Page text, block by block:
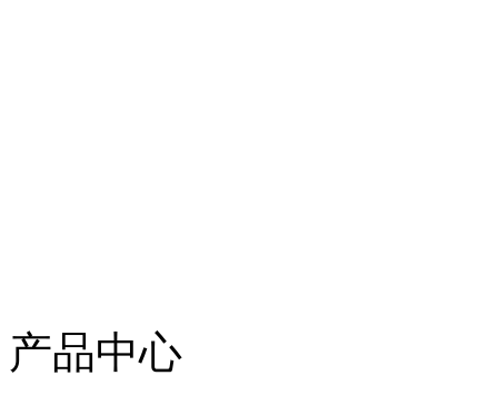
产品中心